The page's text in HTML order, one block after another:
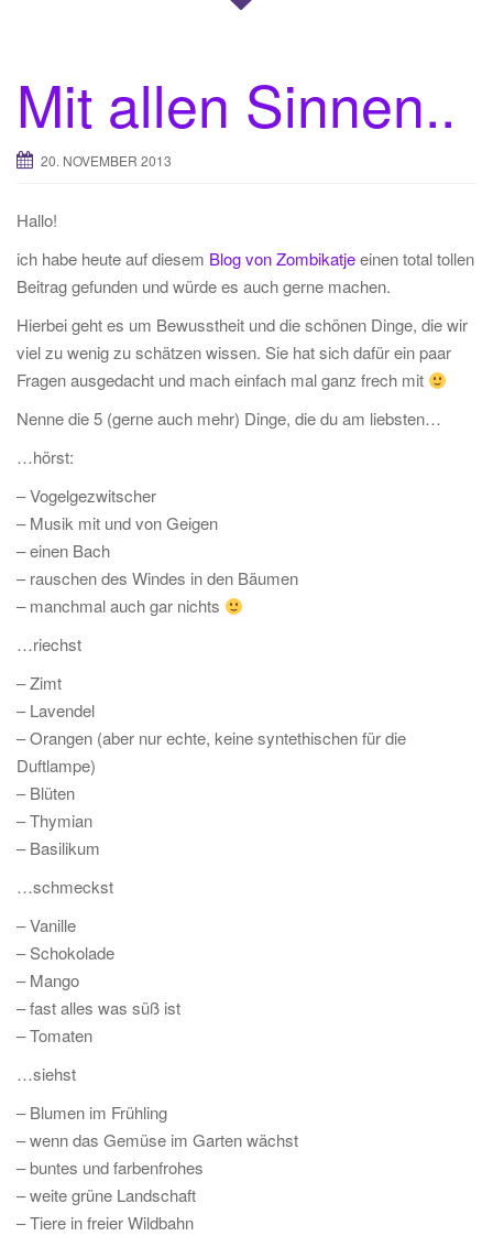
Mit allen Sinnen..
20. NOVEMBER 2013
Hallo!
ich habe heute auf diesem Blog von Zombikatjeeinen total tollen
Beitrag gefunden und würde es auch gerne machen.
Hierbei geht es um Bewusstheit und die schönen Dinge, die wir
viel zu wenig zu schätzen wissen. Sie hat sich dafür ein paar
Fragen ausgedacht und mach einfach mal ganz frech mit
Nenne die 5 (gerne auch mehr) Dinge, die du am liebsten…
…hörst:
– Vogelgezwitscher
– Musik mit und von Geigen
– einen Bach
– rauschen des Windes in den Bäumen
– manchmal auch gar nichts
…riechst
– Zimt
– Lavendel
– Orangen (aber nur echte, keine syntethischen für die
Duftlampe)
– Blüten
– Thymian
– Basilikum
…schmeckst
– Vanille
– Schokolade
– Mango
– fast alles was süß ist
– Tomaten
…siehst
– Blumen im Frühling
– wenn das Gemüse im Garten wächst
– buntes und farbenfrohes
– weite grüne Landschaft
– Tiere in freier Wildbahn